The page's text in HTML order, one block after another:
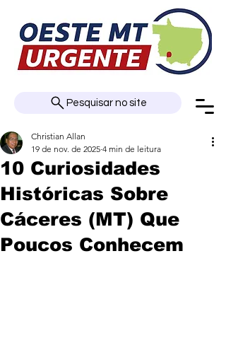
Pesquisar no site
10 Curiosidades
Históricas Sobre
Cáceres (MT) Que
Poucos Conhecem
Christian Allan
19 de nov. de 2025 4 min de leitura